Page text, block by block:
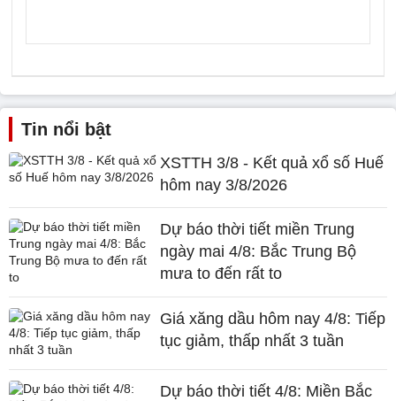
Tin nổi bật
XSTTH 3/8 - Kết quả xổ số Huế
hôm nay 3/8/2026
Dự báo thời tiết miền Trung
ngày mai 4/8: Bắc Trung Bộ
mưa to đến rất to
Giá xăng dầu hôm nay 4/8: Tiếp
tục giảm, thấp nhất 3 tuần
Dự báo thời tiết 4/8: Miền Bắc